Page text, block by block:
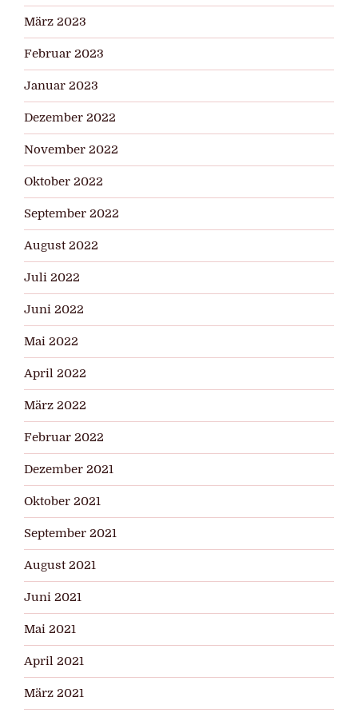
März 2023
Februar 2023
Januar 2023
Dezember 2022
November 2022
Oktober 2022
September 2022
August 2022
Juli 2022
Juni 2022
Mai 2022
April 2022
März 2022
Februar 2022
Dezember 2021
Oktober 2021
September 2021
August 2021
Juni 2021
Mai 2021
April 2021
März 2021